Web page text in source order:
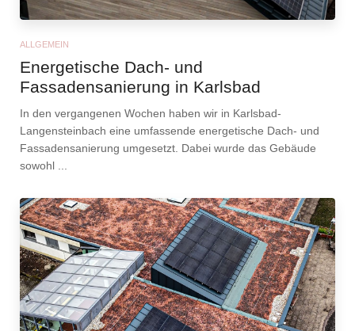
ALLGEMEIN
Energetische Dach- und
Fassadensanierung in Karlsbad
In den vergangenen Wochen haben wir in Karlsbad-
Langensteinbach eine umfassende energetische Dach- und
Fassadensanierung umgesetzt. Dabei wurde das Gebäude
sowohl ...